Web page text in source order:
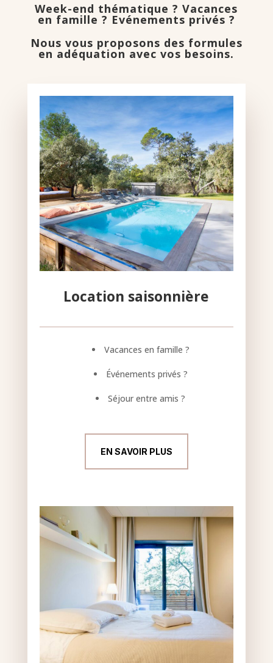
Week-end thématique ? Vacances
en famille ? Evénements privés ?
Nous vous proposons des formules
en adéquation avec vos besoins.
Location saisonnière
Vacances en famille ?
Événements privés ?
Séjour entre amis ?
EN SAVOIR PLUS